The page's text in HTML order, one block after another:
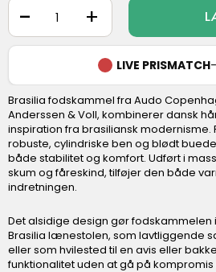
+
-
LIVE PRISMATCH-
Brasilia fodskammel fra Audo
Anderssen & Voll, kombinerer dansk
inspiration fra brasiliansk modernisme.
robuste, cylindriske ben og blødt
både stabilitet og komfort. Udført i
skum og fåreskind, tilføjer den både
indretningen.
Det alsidige design gør fodskammelen
Brasilia lænestolen, som lavtliggende
eller som hvilested til en avis eller
funktionalitet uden at gå på kompromis